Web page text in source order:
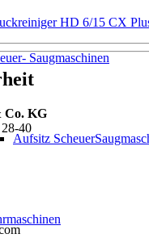
Saugmaschinen
Aufsitz
HD 6/15 CX
Co. KG
40